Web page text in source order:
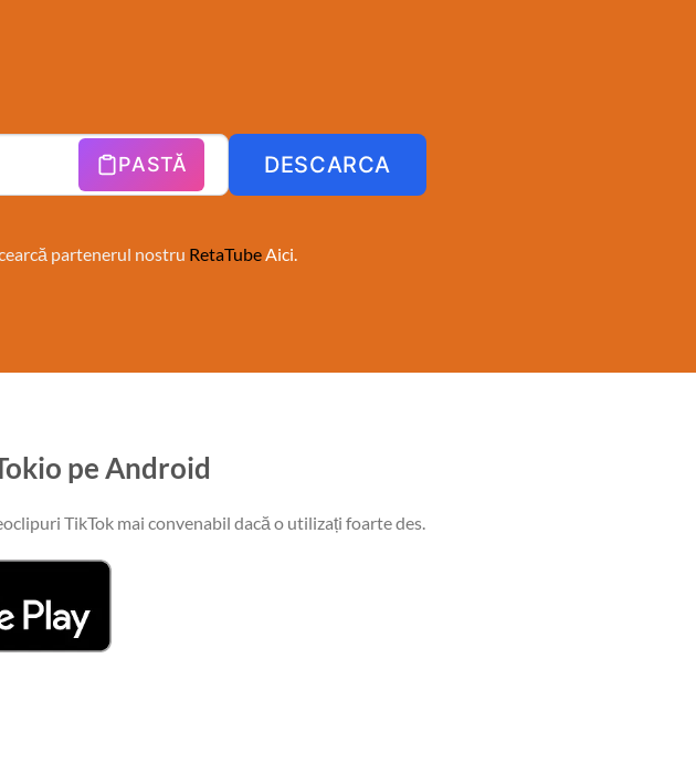
PASTĂ DESCARCA
partenerul nostru RetaTube Aici.
pe Android
TikTok mai convenabil dacă o utilizați foarte des.